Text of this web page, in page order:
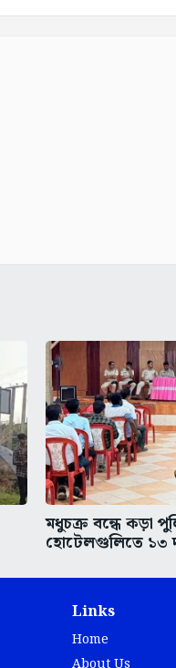
মধুচক্র বন্ধে কড়া
হোটেলগুলিতে ১৩
Links
Home